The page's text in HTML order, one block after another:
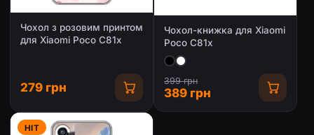
Чохол з розовим принтом
для Xiaomi Poco C81x
279 грн
Чохол-книжка для Xiaomi
Poco C81x
399 грн
389 грн
HIT